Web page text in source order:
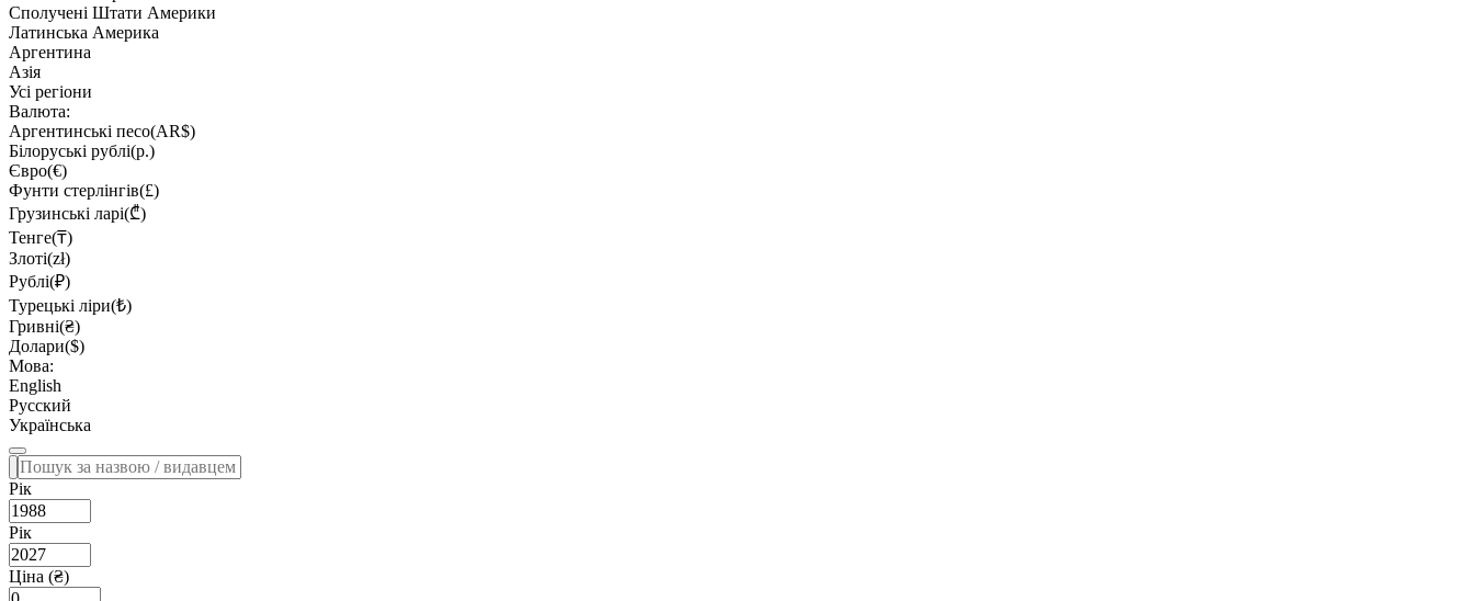
Сполучені Штати Америки
Латинська Америка
Аргентина
Азія
Усі регіони
Валюта:
Аргентинські песо(AR$)
Білоруські рублі(р.)
Євро(€)
Фунти стерлінгів(£)
Грузинські ларі(₾)
Тенге(₸)
Злоті(zł)
Рублі(₽)
Турецькі ліри(₺)
Гривні(₴)
Долари($)
Мова:
English
Русский
Українська
Рік
Рік
Ціна (₴)